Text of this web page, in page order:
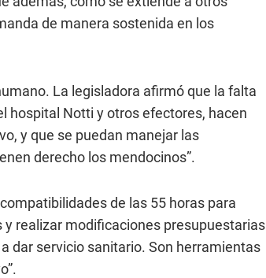
de manera sostenida en los
La legisladora afirmó que la falta
hospital Notti y otros efectores, hacen
y que se puedan manejar las
derecho los mendocinos”.
de las 55 horas para
realizar modificaciones presupuestarias
dar servicio sanitario. Son herramientas